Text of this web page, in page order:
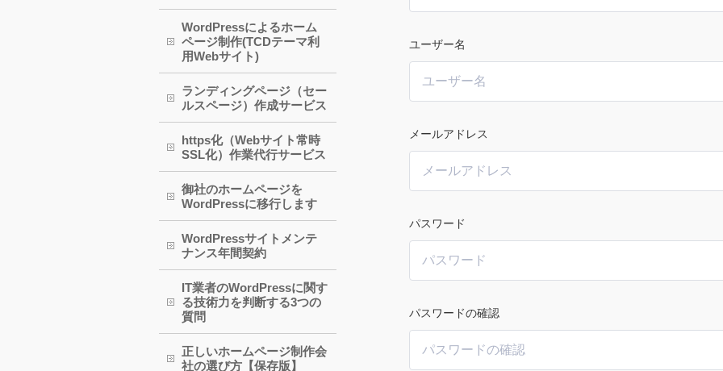
ユーザー名
メールアドレス
パスワード
パスワードの確認
WordPressによるホーム
ページ制作(TCDテーマ利
用Webサイト)
ランディングページ（セー
ルスページ）作成サービス
https化（Webサイト常時
SSL化）作業代行サービス
御社のホームページを
WordPressに移行します
WordPressサイトメンテ
ナンス年間契約
IT業者のWordPressに関す
る技術力を判断する3つの
質問
正しいホームページ制作会
社の選び方【保存版】